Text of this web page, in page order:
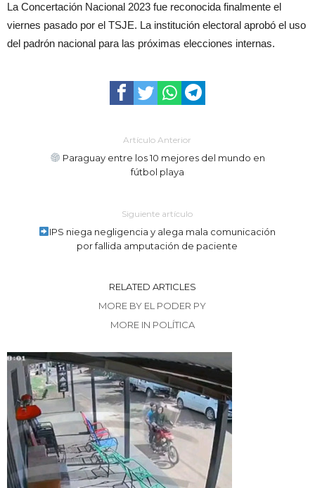
La Concertación Nacional 2023 fue reconocida finalmente el
viernes pasado por el TSJE. La institución electoral aprobó el uso
del padrón nacional para las próximas elecciones internas.
Artículo Anterior
Paraguay entre los 10 mejores del mundo en
fútbol playa
Siguiente artículo
IPS niega negligencia y alega mala comunicación
por fallida amputación de paciente
RELATED ARTICLES
MORE BY EL PODER PY
MORE IN POLÍTICA